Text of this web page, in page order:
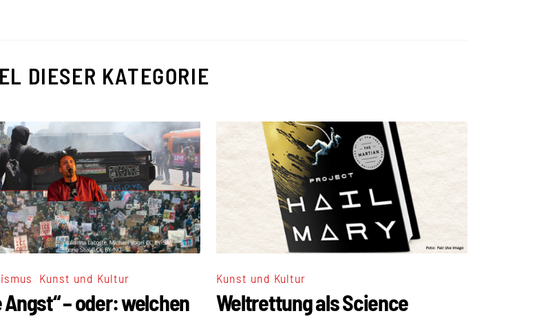
DIESER KATEGORIE
Kunst und Kultur
Angst“ – oder: welchen
Kunst und Kultur
Weltrettung als Science